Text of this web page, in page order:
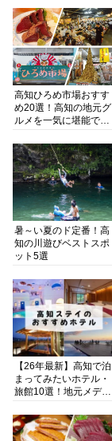
高知ひろめ市場おすす
め20選！高知の地元グ
ルメを一気に堪能でき
底解剖
暑～い夏のド定番！高
知の川遊びベストスポ
ット5選
【26年最新】高知で泊
まってみたいホテル・
旅館10選！地元メディ
厳選